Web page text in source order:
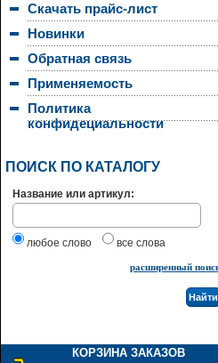
Скачать прайс-лист
Новинки
Обратная связь
Применяемость
Политика
конфидециальности
ПОИСК ПО КАТАЛОГУ
Название или артикул:
любое слово все слова
расширенный
КОРЗИНА ЗАКАЗОВ